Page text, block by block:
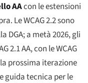
AAcon le estensioni
Le WCAG 2.2 sono
DGA; a metà 2026, gli
2.1 AA, con le WCAG
prossima iterazione
guida tecnica per le